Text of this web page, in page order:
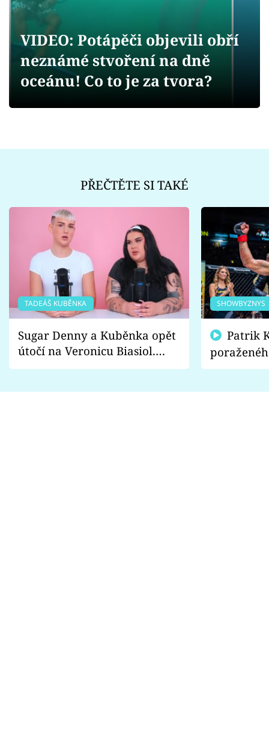
Videa
Sledujte prima+
VIDEO: Potápěči objevili obří
neznámé stvoření na dně
oceánu! Co to je za tvora?
PŘEČTĚTE SI TAKÉ
TADEÁŠ KUBĚNKA
Sugar Denny a Kuběnka opět
útočí na Veronicu Biasiol.
Proč je podle nich falešná a
SHOWBYZNYS
fanoušci